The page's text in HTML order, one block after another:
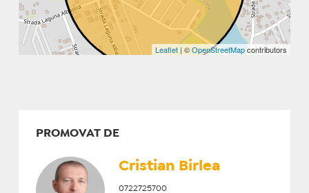
Leaflet | ©OpenStreetMapcontributors
PROMOVAT DE
Cristian ​Birlea
0722725700